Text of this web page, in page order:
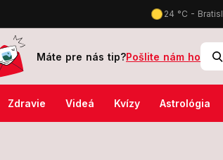
Pred Zdena Cháru náhle vybehol
Máte pre nás tip?Pošlite nám ho
Zdravie Videá Kvízy Astrológia